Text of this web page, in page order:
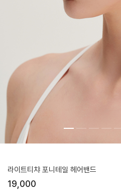
라이트티챠 포니테일 헤어밴드
19,000